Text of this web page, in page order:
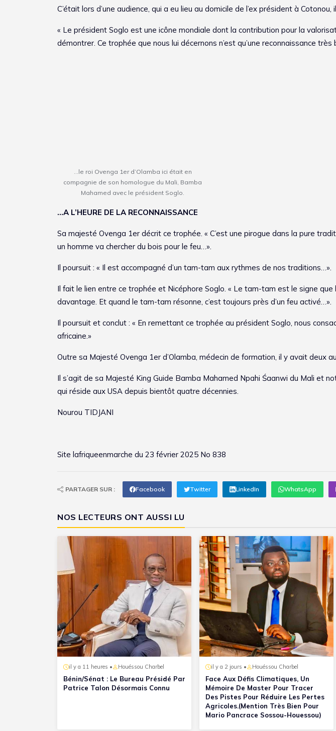
C’était lors d’une audience, qui a eu lieu au domicile de l’ex président à Cotonou,
« Le président Soglo est une icône mondiale dont la contribution pour la
démontrer. Ce trophée que nous lui décernons n’est qu’une reconnaissance
…le roi Ovenga 1er d’Olamba ici était en
compagnie de son homologue du Mali, Bamba
Mahamed avec le président Soglo.
…A L’HEURE DE LA RECONNAISSANCE
Sa majesté Ovenga 1er décrit ce trophée. « C’est une pirogue dans la pure
un homme va chercher du bois pour le feu…».
Il poursuit : « Il est accompagné d’un tam-tam aux rythmes de nos traditions…».
Il fait le lien entre ce trophée et Nicéphore Soglo. « Le tam-tam est le signe que
davantage. Et quand le tam-tam résonne, c’est toujours près d’un feu activé…».
Il poursuit et conclut : « En remettant ce trophée au président Soglo, nous
africaine.»
Outre sa Majesté Ovenga 1er d’Olamba, médecin de formation, il y avait deux
Il s’agit de sa Majesté King Guide Bamba Mahamed Npahi Śaanwi du Mali et
qui réside aux USA depuis bientôt quatre décennies.
Nourou TIDJANI
Site lafriqueenmarche du 23 février 2025 No 838
PARTAGER SUR : Facebook Twitter LinkedIn WhatsApp
NOS LECTEURS ONT AUSSI LU
il y a 11 heures • Houéssou Charbel
Bénin/Sénat : Le Bureau Présidé Par
Patrice Talon Désormais Connu
il y a 2 jours • Houéssou Charbel
Face Aux Défis Climatiques, Un
Mémoire De Master Pour Tracer
Des Pistes Pour Réduire Les Pertes
Agricoles.(Mention Très Bien Pour
Mario Pancrace Sossou-Houessou)